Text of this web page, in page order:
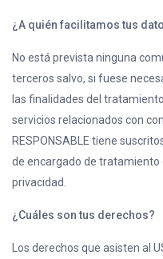
¿A quién facilitamos tus
No está prevista ninguna
terceros salvo, si fuese
las finalidades del
servicios relacionados con
RESPONSABLE tiene
de encargado de tratamiento
privacidad.
¿Cuáles son tus derechos?
Los derechos que asisten al